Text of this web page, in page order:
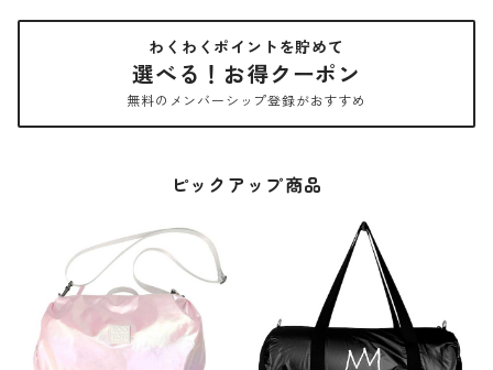
わくわくポイントを貯めて
選べる！お得クーポン
無料のメンバーシップ登録がおすすめ
ピックアップ商品